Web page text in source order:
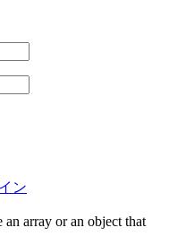
ン
an array or an object that